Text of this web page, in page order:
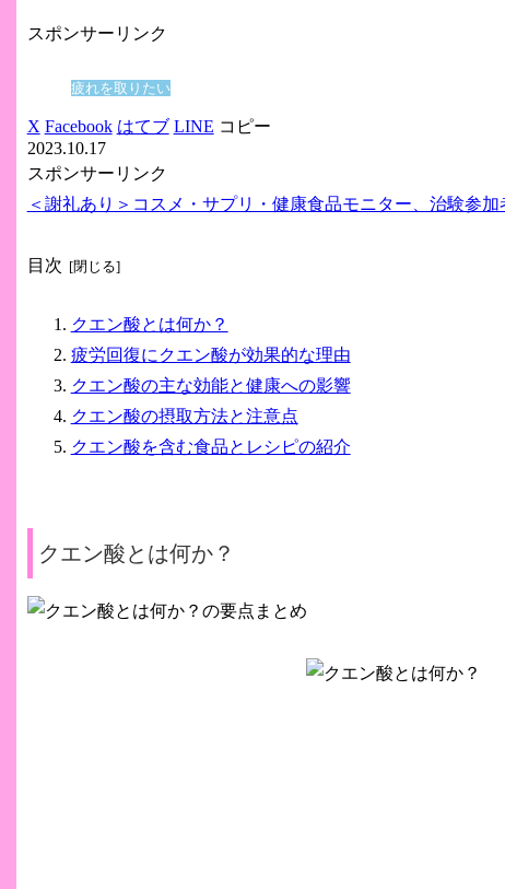
スポンサーリンク
疲れを取りたい
X Facebook はてブ LINE コピー
2023.10.17
スポンサーリンク
＜謝礼あり＞コスメ・サプリ・健康食品モニター、治験参
目次
クエン酸とは何か？
疲労回復にクエン酸が効果的な理由
クエン酸の主な効能と健康への影響
クエン酸の摂取方法と注意点
クエン酸を含む食品とレシピの紹介
クエン酸とは何か？